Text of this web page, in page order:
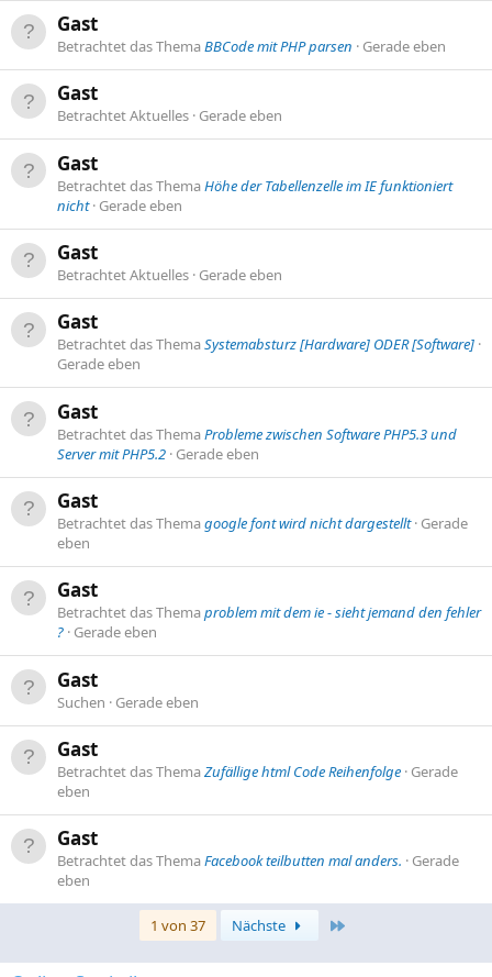
Gast
Betrachtet das ThemaBBCode mit PHP parsen Gerade eben
Gast
Betrachtet Aktuelles Gerade eben
Gast
Betrachtet das ThemaHöhe der Tabellenzelle im IE funktioniert
nicht Gerade eben
Gast
Betrachtet Aktuelles Gerade eben
Gast
Betrachtet das ThemaSystemabsturz [Hardware] ODER [Software]
Gerade eben
Gast
Betrachtet das ThemaProbleme zwischen Software PHP5.3 und
Server mit PHP5.2 Gerade eben
Gast
Betrachtet das Themagoogle font wird nicht dargestellt Gerade
eben
Gast
Betrachtet das Themaproblem mit dem ie - sieht jemand den fehler
? Gerade eben
Gast
Suchen Gerade eben
Gast
Betrachtet das ThemaZufällige html Code Reihenfolge Gerade
eben
Gast
Betrachtet das ThemaFacebook teilbutten mal anders.
Gerade
eben
1 von 37 Nächste